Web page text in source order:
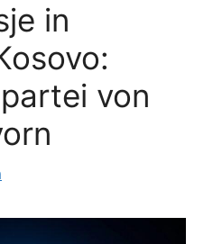
in
von